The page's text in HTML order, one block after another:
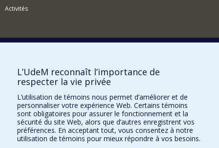
Activités
Comment soutenir le Département?
BESOIN D'AIDE?
Plan du site
Signaler une erreur
Accessibilité
FACULTÉ DES ARTS ET DES SCIENCES
L’UdeM reconnaît l’importance de
respecter la vie privée
L’utilisation de témoins nous permet d’améliorer et de
personnaliser votre expérience Web. Certains témoins
sont obligatoires pour assurer le fonctionnement et la
sécurité du site Web, alors que d’autres enregistrent vos
préférences. En acceptant tout, vous consentez à notre
utilisation de témoins pour mieux répondre à vos besoins.